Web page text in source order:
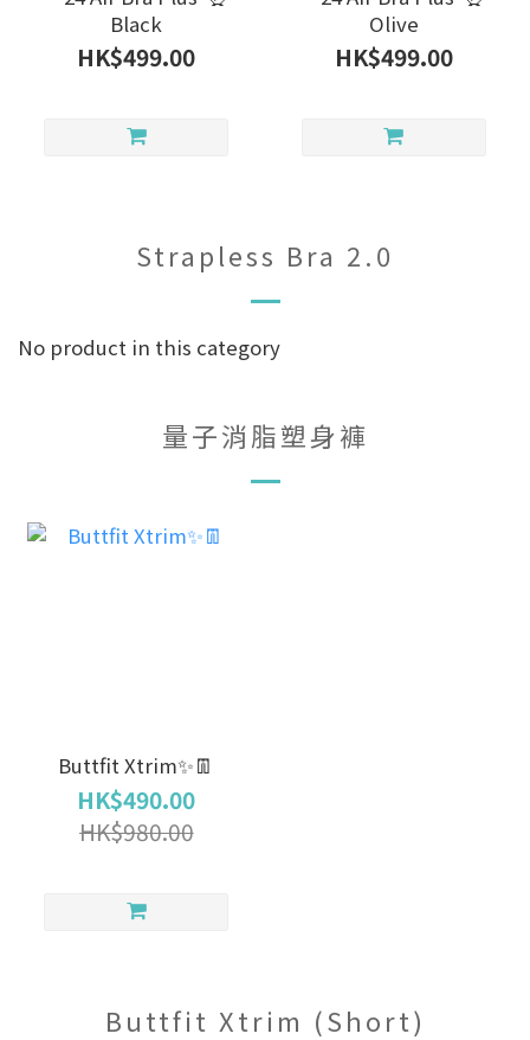
Black
HK$499.00
Olive
HK$499.00
Strapless Bra 2.0
No product in this category
量子消脂塑身褲
Buttfit Xtrim✨👖
HK$490.00
HK$980.00
Buttfit Xtrim (Short)